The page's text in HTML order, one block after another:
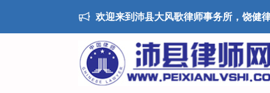
欢迎来到沛县大风歌律师事务所，饶健